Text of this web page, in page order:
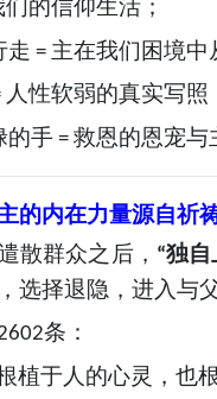
的信仰生活；
走 = 主在我们困境中
人性软弱的真实写照
的手 =救恩的恩宠与
的内在力量源自祈
散群众之后， “独自
选择退隐，进入与
条：
植于人的心灵，也